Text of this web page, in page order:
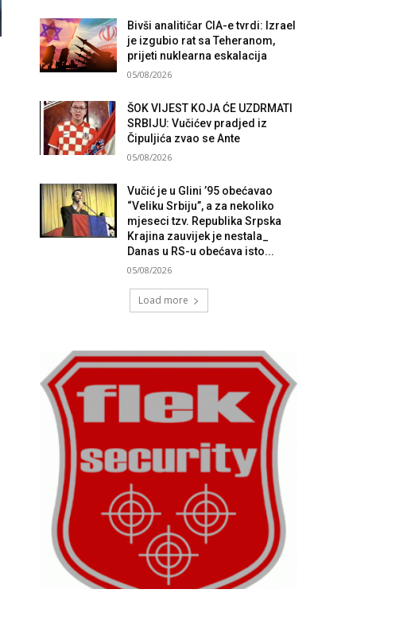
Bivši analitičar CIA-e tvrdi: Izrael
je izgubio rat sa Teheranom,
prijeti nuklearna eskalacija
05/08/2026
ŠOK VIJEST KOJA ĆE UZDRMATI
SRBIJU: Vučićev pradjed iz
Čipuljića zvao se Ante
05/08/2026
Vučić je u Glini ’95 obećavao
“Veliku Srbiju”, a za nekoliko
mjeseci tzv. Republika Srpska
Krajina zauvijek je nestala_
Danas u RS-u obećava isto...
05/08/2026
Load more